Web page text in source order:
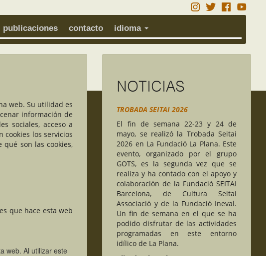
publicaciones contacto idioma
web. Su utilidad es
información de
sociales, acceso a
cookies los servicios
son las cookies,
que hace esta web
web. Al utilizar este
NOTICIAS
TROBADA SEITAI 2026
El fin de semana 22-23 y 24 de
mayo, se realizó la Trobada Seitai
2026 en La Fundació La Plana. Este
evento, organizado por el grupo
GOTS, es la segunda vez que se
realiza y ha contado con el apoyo y
colaboración de la Fundació SEITAI
Barcelona, ​​de Cultura Seitai
Associació y de la Fundació Ineval.
Un fin de semana en el que se ha
podido disfrutar de las actividades
programadas en este entorno
idílico de La Plana.